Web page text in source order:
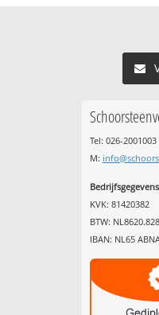
Tel: 026-2001003
M:
Bedrijfsgegevens
KVK: 81420382
BTW:
IBAN: NL65